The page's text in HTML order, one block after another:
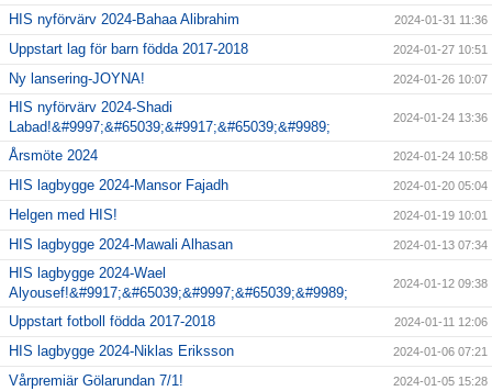
HIS nyförvärv 2024-Bahaa Alibrahim 2024-01-31 11:36
Uppstart lag för barn födda 2017-2018 2024-01-27 10:51
Ny lansering-JOYNA! 2024-01-26 10:07
HIS nyförvärv 2024-Shadi
Labad!&#9997;&#65039;&#9917;&#65039;&#9989;
2024-01-24 13:36
Årsmöte 2024 2024-01-24 10:58
HIS lagbygge 2024-Mansor Fajadh 2024-01-20 05:04
Helgen med HIS! 2024-01-19 10:01
HIS lagbygge 2024-Mawali Alhasan 2024-01-13 07:34
HIS lagbygge 2024-Wael
Alyousef!&#9917;&#65039;&#9997;&#65039;&#9989;
2024-01-12 09:38
Uppstart fotboll födda 2017-2018 2024-01-11 12:06
HIS lagbygge 2024-Niklas Eriksson 2024-01-06 07:21
Vårpremiär Gölarundan 7/1! 2024-01-05 15:28